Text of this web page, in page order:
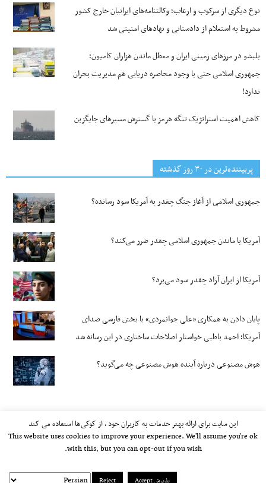
نوع دیگری از سرکوب و ارعاب؛ وکالتنامه‌های ایرانیان خارج کشور
مشروط به استعلام از دادستانی و نهادهای امنیتی شد
بلبشو در مرزهای زمینی ایران و معطل ماندن هزاران کامیون؛
جمهوری اسلامی حتی با وجود محاصره دریایی هم مدیریت بحران
ندارد!
کاهش اهمیت استراتژیک تنگه‌ هرمز با گسترش مسیرهای جایگزین
پربیننده‌ترین‌ در ۳۰ روز گذشته
جمهوری اسلامی از آغاز جنگ چقدر به آمریکا سود رسانده؟
آمریکا با ماندن جمهوری اسلامی چقدر ضرر می‌کند؟
آمریکا از ایران آزاد چقدر سود می‌برد؟
پایان دادن به همکاری «علی جوانمردی» با بخش فارسی صدای
آمریکا؛ احمد باطبی خواستار اصلاحات ساختاری در این رسانه شد
هوش مصنوعی درباره آینده هوش مصنوعی چه می‌گوید؟
این سایت برای ارائه بهتر خدمات به کاربران خود ، از کوکی‌ها استفاده می کند
This website uses cookies to improve your experience. We'll assume you're ok
with this, but you can opt-out if you wish.